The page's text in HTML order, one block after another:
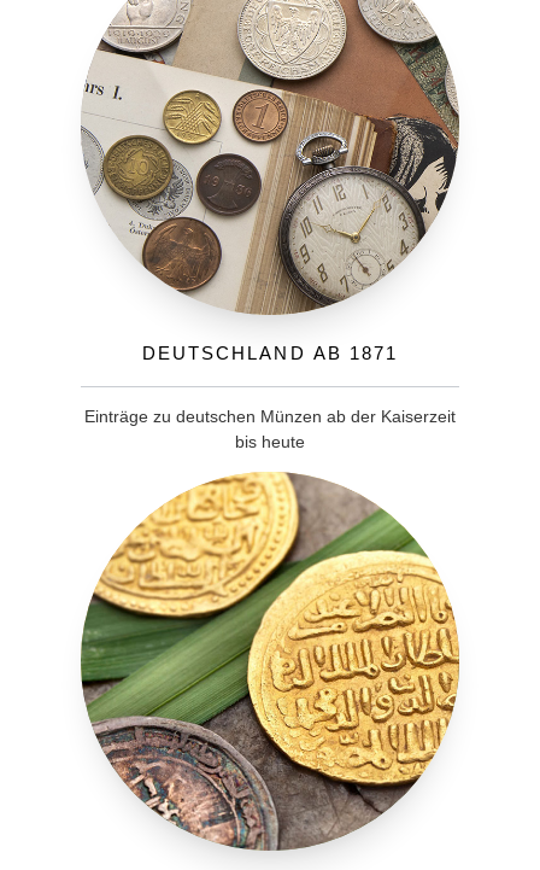
Deutschland ab 1871
Einträge zu deutschen Münzen ab der Kaiserzeit
bis heute